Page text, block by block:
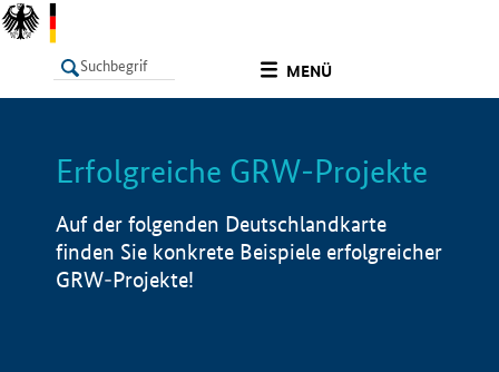
MENÜ
LISTE Info
Erfolgreiche GRW-Projekte
Auf der folgenden Deutschlandkarte
finden Sie konkrete Beispiele erfolgreicher
GRW-Projekte!